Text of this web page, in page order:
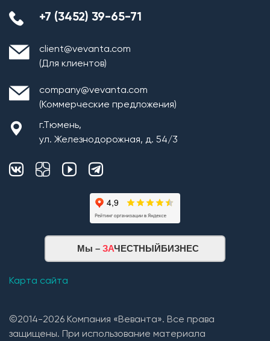
+7 (3452) 39-65-71
client@vevanta.com
(Для клиентов)
company@vevanta.com
(Коммерческие предложения)
г.Тюмень,
ул. Железнодорожная, д. 54/3
Мы – ЗАЧЕСТНЫЙБИЗНЕС
Карта сайта
©2014-2026 Компания «Веванта». Все права
защищены. При использование материала